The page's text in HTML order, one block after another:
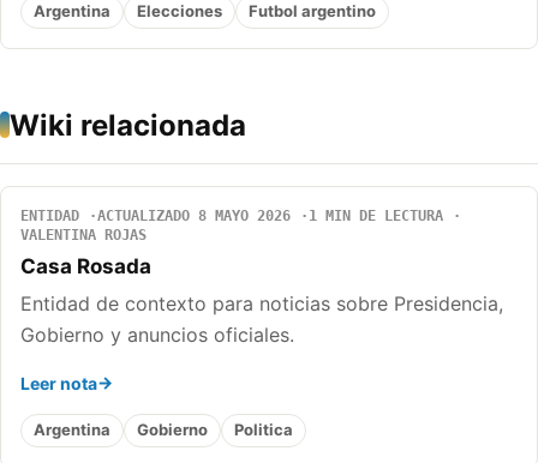
Argentina Elecciones Futbol argentino
Wiki relacionada
ENTIDAD ACTUALIZADO 8 MAYO 2026
1 MIN DE LECTURA
VALENTINA ROJAS
Casa Rosada
Entidad de contexto para noticias sobre Presidencia,
Gobierno y anuncios oficiales.
Leer nota
Argentina Gobierno Politica